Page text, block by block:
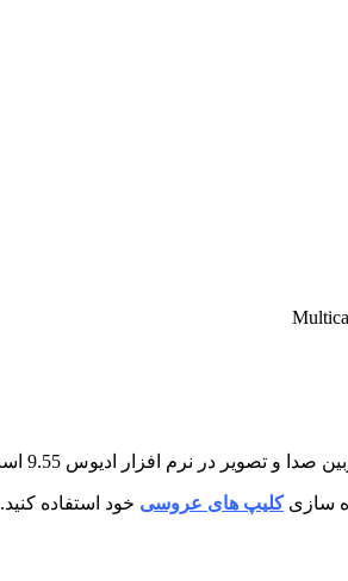
و تصویر در نرم افزار ادیوس 9.55 است.
کلیپ های عروسی خود استفاده کنید.